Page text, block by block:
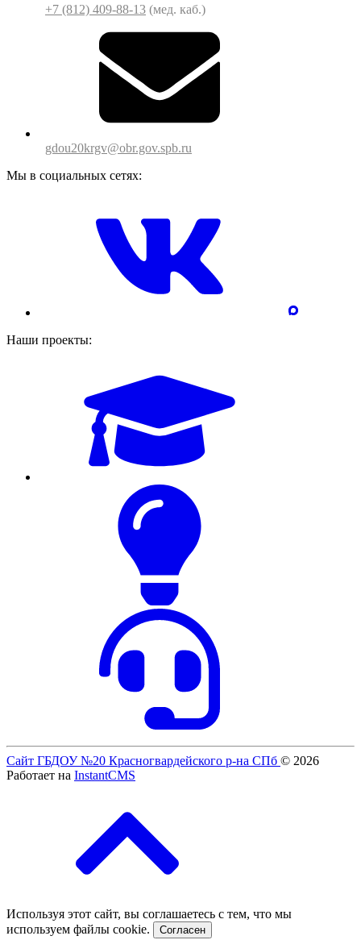
+7 (812) 409-88-13 (мед. каб.)
gdou20krgv@obr.gov.spb.ru
Мы в социальных сетях:
Наши проекты:
Сайт ГБДОУ №20 Красногвардейского р-на СПб © 2026
Работает на InstantCMS
Используя этот сайт, вы соглашаетесь с тем, что мы
используем файлы cookie.
Согласен